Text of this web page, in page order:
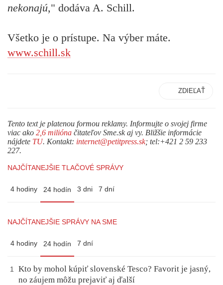
nekonajú," dodáva A. Schill.
Všetko je o prístupe. Na výber máte.
www.schill.sk
ZDIEĽAŤ
Tento text je platenou formou reklamy. Informujte o svojej firme
viac ako 2,6 milióna čitateľov Sme.sk aj vy. Bližšie informácie
nájdete TU. Kontakt: internet@petitpress.sk; tel:+421 2 59 233
227.
NAJČÍTANEJŠIE TLAČOVÉ SPRÁVY
4 hodiny 24 hodín 3 dni 7 dní
NAJČÍTANEJŠIE SPRÁVY NA SME
4 hodiny 24 hodín 7 dní
1
Kto by mohol kúpiť slovenské Tesco? Favorit je jasný,
no záujem môžu prejaviť aj ďalší